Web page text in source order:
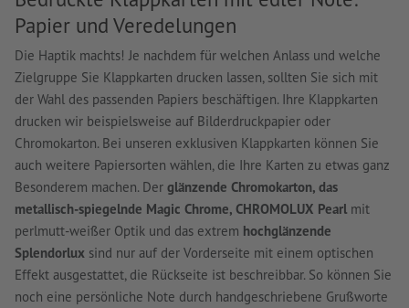
Papier und Veredelungen
Die Haptik machts! Je nachdem für welchen Anlass und welche
Zielgruppe Sie Klappkarten drucken lassen, sollten Sie sich mit
der Wahl des passenden Papiers beschäftigen. Ihre Klappkarten
drucken wir beispielsweise auf Bilderdruckpapier oder
Chromokarton. Bei unseren exklusiven Klappkarten können Sie
auch weitere Papiersorten wählen, die Ihre Karten zu etwas ganz
Besonderem machen. Der glänzende Chromokarton, das
metallisch-spiegelnde Magic Chrome, CHROMOLUX Pearl mit
perlmutt-weißer Optik und das extrem hochglänzende
Splendorlux sind nur auf der Vorderseite mit einem optischen
Effekt ausgestattet, die Rückseite ist beschreibbar. So können Sie
noch eine persönliche Note durch handgeschriebene Grußworte